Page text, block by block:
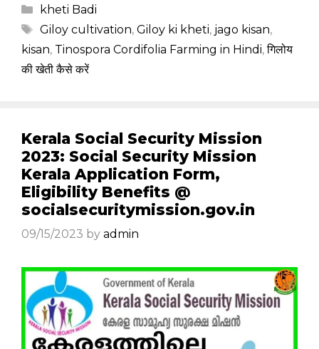
Categories
kheti Badi
Tags
Giloy cultivation, Giloy ki kheti, jago kisan,
kisan, Tinospora Cordifolia Farming in Hindi,गिलोय
की खेती कैसे करें
Kerala Social Security Mission
2023: Social Security Mission
Kerala Application Form,
Eligibility Benefits @
socialsecuritymission.gov.in
09/15/2023 by admin